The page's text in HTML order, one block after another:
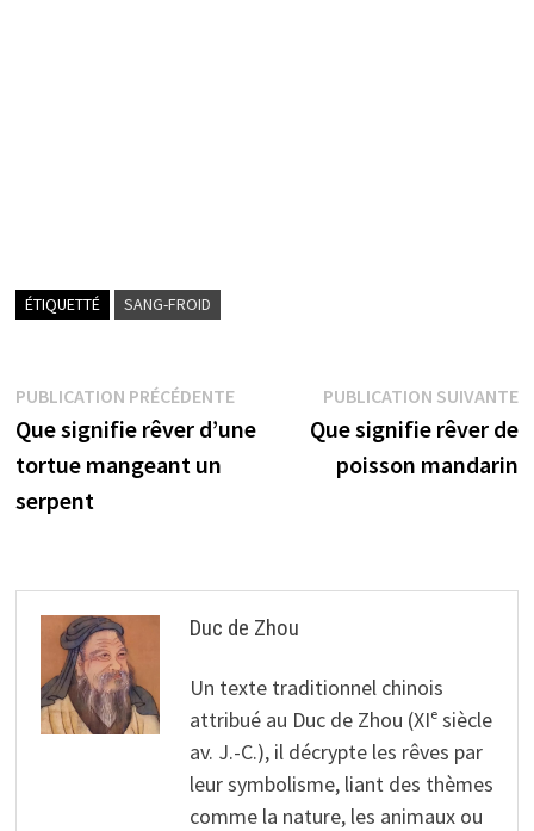
ÉTIQUETTÉ SANG-FROID
Navigation
de
l’article
PUBLICATION PRÉCÉDENTEPublication
précédente :
Que signifie rêver d’une
tortue mangeant un
serpent
PUBLICATION SUIVANTE
Que signifie rêver de
poisson mandarin
Duc de Zhou
Un texte traditionnel chinois
attribué au Duc de Zhou (XIᵉ siècle
av. J.-C.), il décrypte les rêves par
leur symbolisme, liant des thèmes
comme la nature, les animaux ou